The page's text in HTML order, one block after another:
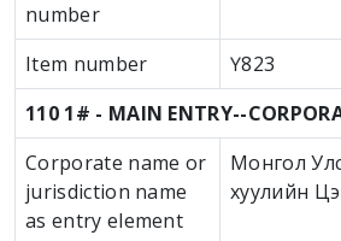
number
Item number
Ү823
110 1# - MAIN ENTRY--
Corporate name or
jurisdiction name
as entry element
Монгол
хуулийн